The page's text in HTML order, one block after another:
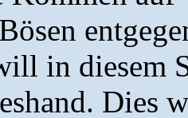
in diesem
Dies